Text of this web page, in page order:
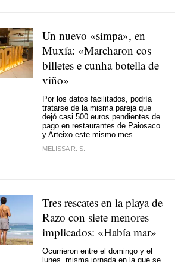
Un nuevo «simpa», en
Muxía: «Marcharon cos
billetes e cunha botella de
viño»
Por los datos facilitados, podría
tratarse de la misma pareja que
dejó casi 500 euros pendientes de
pago en restaurantes de Paiosaco
y Arteixo este mismo mes
MELISSA R. S.
Tres rescates en la playa de
Razo con siete menores
implicados: «Había mar»
Ocurrieron entre el domingo y el
lunes, misma jornada en la que se